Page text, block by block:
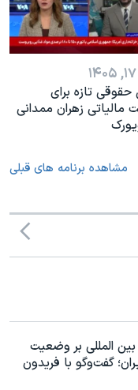
تازه برای
مالیاتی زهران ممدانی
مشاهده برنامه های قبلی
بین المللی بر وضعیت
گفت‌وگو با فریدون